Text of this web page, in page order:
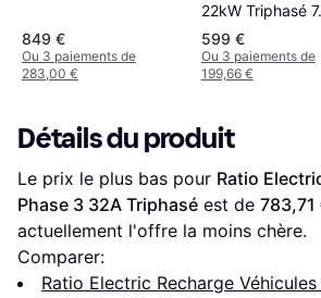
849 €
Ou 3 paiements de
283,00 €
22kW Triphasé
599 €
Ou 3 paiements de
199,66 €
Détails du produit
Le prix le plus bas pour Ratio
Phase 3 32A Triphasé est de 783,71
actuellement l'offre la moins chère.
Comparer:
Ratio Electric Recharge